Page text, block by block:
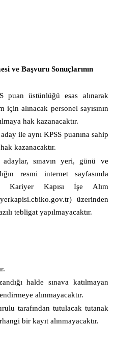
ve Başvuru Sonuçlarının
puan üstünlüğü esas alınarak
için alınacak personel sayısının
hak kazanacaktır.
ile aynı KPSS puanına sahip
kazanacaktır.
adaylar, sınavın yeri, günü ve
resmi internet sayfasında
Kapısı İşe Alım
üzerinden
tebligat yapılmayacaktır.
halde sınava katılmayan
alınmayacaktır.
tarafından tutulacak tutanak
bir kayıt alınmayacaktır.